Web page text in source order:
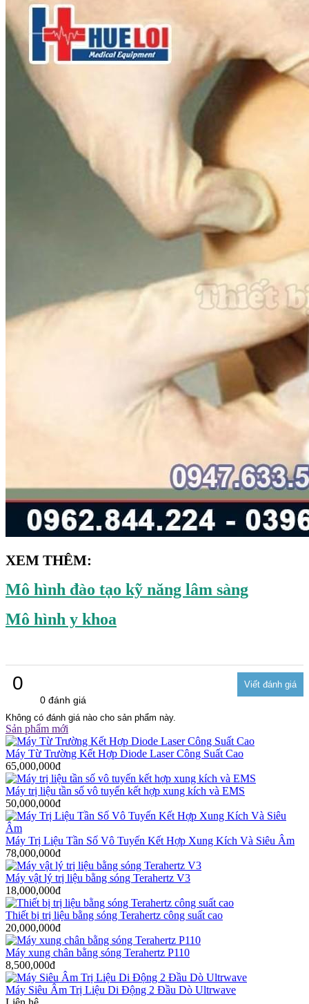
XEM THÊM:
Mô hình đào tạo kỹ năng lâm sàng
Mô hình y khoa
0
0 đánh giá
Không có đánh giá nào cho sản phẩm này.
Sản phẩm mới
Máy Từ Trường Kết Hợp Diode Laser Công Suất Cao
65,000,000đ
Máy trị liệu tần số vô tuyến kết hợp xung kích và EMS
50,000,000đ
Máy Trị Liệu Tần Số Vô Tuyến Kết Hợp Xung Kích Và Siêu Âm
78,000,000đ
Máy vật lý trị liệu bằng sóng Terahertz V3
18,000,000đ
Thiết bị trị liệu bằng sóng Terahertz công suất cao
20,000,000đ
Máy xung chân bằng sóng Terahertz P110
8,500,000đ
Máy Siêu Âm Trị Liệu Di Động 2 Đầu Dò Ultrwave